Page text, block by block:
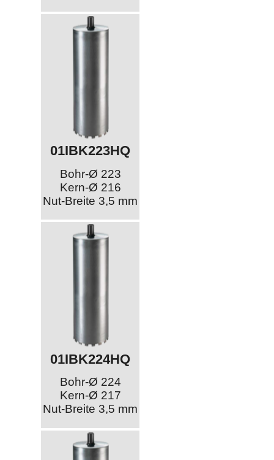
01IBK223HQ
Bohr-Ø 223
Kern-Ø 216
Nut-Breite 3,5 mm
01IBK224HQ
Bohr-Ø 224
Kern-Ø 217
Nut-Breite 3,5 mm